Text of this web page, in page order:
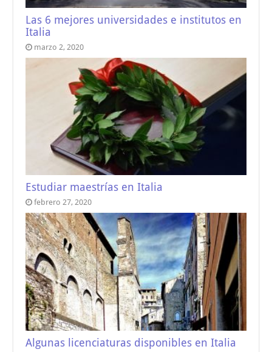
Las 6 mejores universidades e institutos en
Italia
marzo 2, 2020
Estudiar maestrías en Italia
febrero 27, 2020
Algunas licenciaturas disponibles en Italia